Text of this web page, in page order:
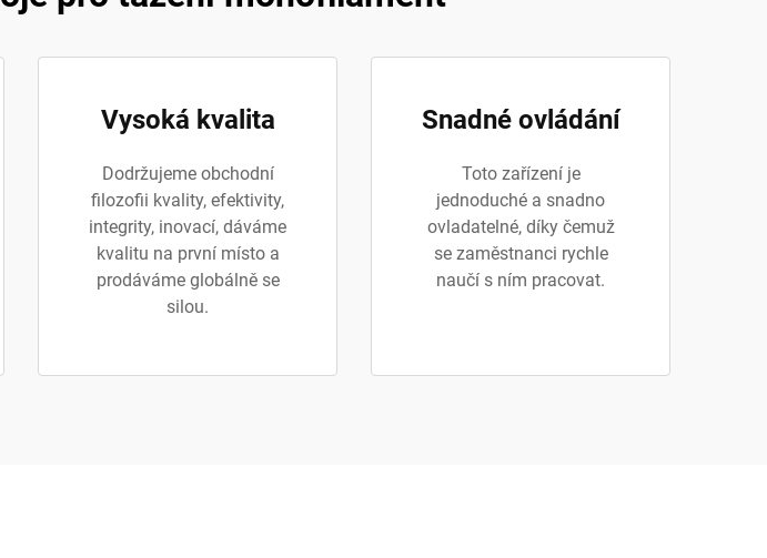
Vysoká kvalita
Dodržujeme obchodní
filozofii kvality, efektivity,
integrity, inovací, dáváme
kvalitu na první místo a
prodáváme globálně se
silou.
Snadné ovládání
Toto zařízení je
jednoduché a snadno
ovladatelné, díky čemuž
se zaměstnanci rychle
naučí s ním pracovat.